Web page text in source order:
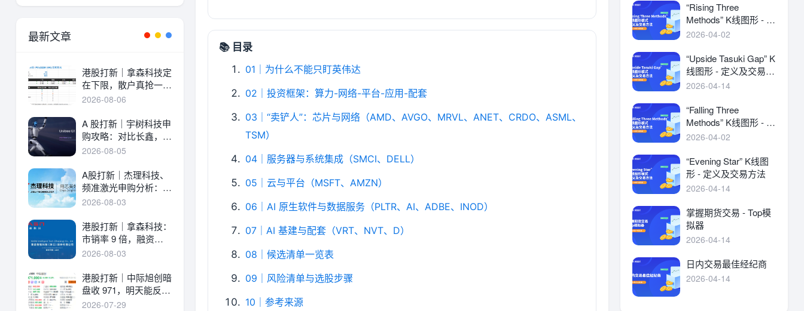
📚 目录
01｜为什么不能只盯英伟达
02｜投资框架：算力-网络-平台-应用-配套
03｜“卖铲人”：芯片与网络（AMD、AVGO、MRVL、ANET、CRDO、ASML、
TSM）
04｜服务器与系统集成（SMCI、DELL）
05｜云与平台（MSFT、AMZN）
06｜AI 原生软件与数据服务（PLTR、AI、ADBE、INOD）
07｜AI 基建与配套（VRT、NVT、D）
08｜候选清单一览表
09｜风险清单与选股步骤
10｜参考来源
最新文章
港股打新｜拿森科技定
在下限，散户真抢一
手！
2026-08-06
A 股打新｜宇树科技申
购攻略：对比长鑫，一
文讲透中签率与A港差
2026-08-05
A股打新｜杰理科技、
频准激光申购分析：估
值、中签率与资金方案
2026-08-03
港股打新｜拿森科技：
市销率 9 倍，融资溢
价 30%，能打吗？
2026-08-03
港股打新｜中际旭创暗
盘收 971，明天能反弹
吗？
2026-07-29
“Rising Three
Methods” K线图形 - 定
义及交易方法
2026-04-02
“Upside Tasuki Gap” K
线图形 - 定义及交易方
法
2026-04-14
“Falling Three
Methods” K线图形 - 定
义及交易方法
2026-04-02
“Evening Star” K线图
形 - 定义及交易方法
2026-04-14
掌握期货交易 - Top模
拟器
2026-04-14
日内交易最佳经纪商
2026-04-14